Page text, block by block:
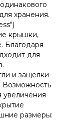
хранения.
крышки,
Благодаря
для
и защелки
Возможность
увеличения
размеры: